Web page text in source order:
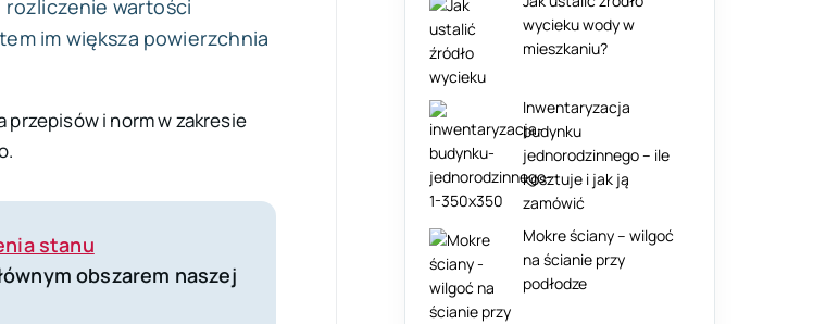
wartości
im większa powierzchnia
i norm w zakresie
stanu
obszarem naszej
wycieku wody w
mieszkaniu?
Inwentaryzacja
budynku
jednorodzinnego – ile
kosztuje i jak ją
zamówić
Mokre ściany – wilgoć
na ścianie przy
podłodze